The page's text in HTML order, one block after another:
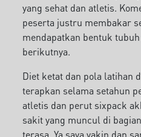
yang sehat dan atletis.
peserta justru membakar
mendapatkan bentuk
berikutnya.
Diet ketat dan pola latihan
terapkan selama setahun
atletis dan perut sixpack
sakit yang muncul di
terasa. Ya,saya yakin dan